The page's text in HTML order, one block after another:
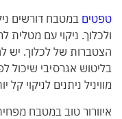
טפטים במטבח דורשים
ולכלוך. ניקוי עם מטלית
הצטברות של לכלוך. יש
בליטוש אגרסיבי שיכול
מוויניל ניתנים לניקוי
איוורור טוב במטבח